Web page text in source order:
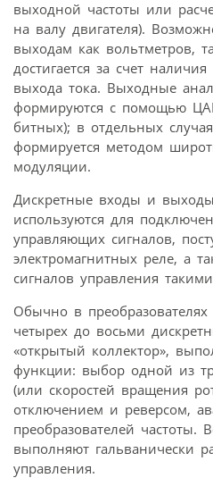
выходной частоты или
на валу двигателя).
выходам как вольтметров,
достигается за счет
выхода тока. Выходные
формируются с помощью
битных); в отдельных
формируется методом
модуляции.
Дискретные входы и
используются для
управляющих сигналов,
электромагнитных реле, а
сигналов управления
Обычно в преобразователях
четырех до восьми
«открытый коллектор»,
функции: выбор одной из
(или скоростей вращения
отключением и реверсом,
преобразователей частоты.
выполняют гальванически
управления.